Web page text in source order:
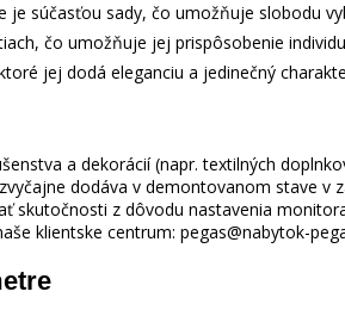
je súčasťou sady, čo umožňuje slobodu
čo umožňuje jej prispôsobenie
jej dodá eleganciu a jedinečný
a dekorácií (napr. textilných
dodáva v demontovanom stave
skutočnosti z dôvodu nastavenia
klientske centrum: pegas@nabytok-